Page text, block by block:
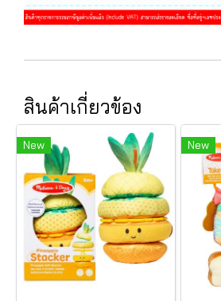
สินค้าเกี่ยวข้อง
New New